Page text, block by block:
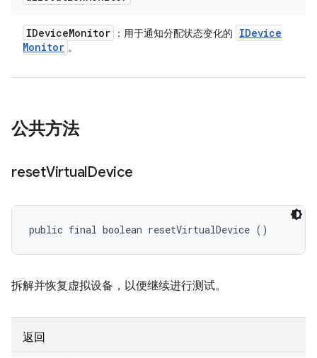
IDeviceMonitor ：用于通知分配状态变化的
IDevice
Monitor 。
公共方法
resetVirtualDevice
public final boolean resetVirtualDevice ()
拆解并恢复虚拟设备，以便继续进行测试。
返回